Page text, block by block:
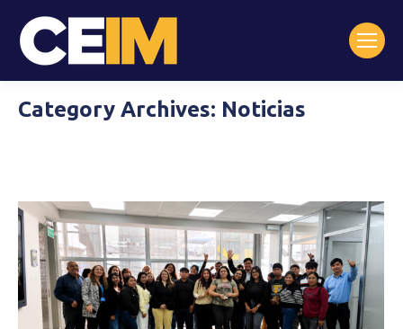
Category Archives: Noticias